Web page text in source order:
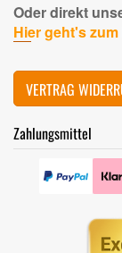
Oder direkt
Hier geht's
VERTRAG
Zahlungsmittel